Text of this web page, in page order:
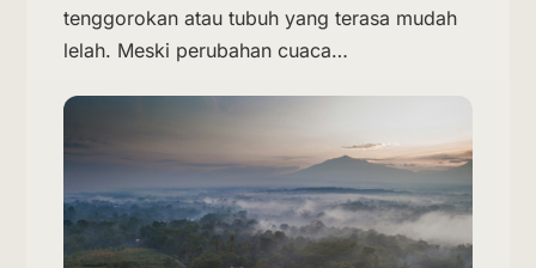
tenggorokan atau tubuh yang terasa mudah
lelah. Meski perubahan cuaca…